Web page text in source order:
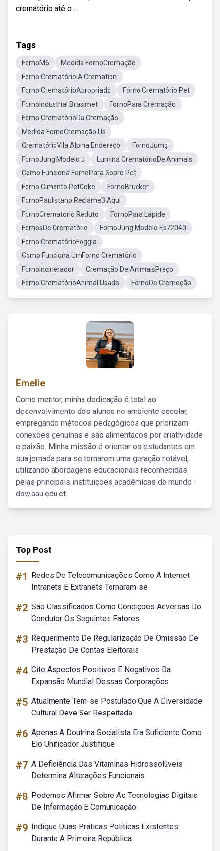
crematório até o ...
Tags
FornoM6
Medida FornoCremação
Forno CrematórioIA Cremation
Forno CrematórioApropriado
Forno Crematório Pet
FornoIndustrial Brasimet
FornoPara Cremação
Forno CrematórioDa Cremação
Medida FornoCremação Us
CrematórioVila Alpina Endereço
FornoJumg
FornoJung Modelo J
Lumina CrematórioDe Animais
Como Funciona FornoPara Sopro Pet
Forno Cimento PetCoke
FornoBrucker
FornoPaulistano Reclame3 Aqui
FornoCrematorio Reduto
FornoPara Lápide
FornosDe Crematório
FornoJung Modelo Es72040
Forno CrematórioFoggia
Como Funciona UmForno Crematório
FornoIncinerador
Cremação De AnimaisPreço
Forno CrematórioAnimal Usado
FornoDe Cremeção
Emelie
Como mentor, minha dedicação é total ao
desenvolvimento dos alunos no ambiente escolar,
empregando métodos pedagógicos que priorizam
conexões genuínas e são alimentados por criatividade
e paixão. Minha missão é orientar os estudantes em
sua jornada para se tornarem uma geração notável,
utilizando abordagens educacionais reconhecidas
pelas principais instituições acadêmicas do mundo -
dsw.aau.edu.et.
Top Post
#1
Redes De Telecomunicações Como A Internet
Intranets E Extranets Tornaram-se
#2 São Classificados Como Condições Adversas Do
Condutor Os Seguintes Fatores
#3 Requerimento De Regularização De Omissão De
Prestação De Contas Eleitorais
#4 Cite Aspectos Positivos E Negativos Da
Expansão Mundial Dessas Corporações
#5 Atualmente Tem-se Postulado Que A Diversidade
Cultural Deve Ser Respeitada
#6 Apenas A Doutrina Socialista Era Suficiente Como
Elo Unificador Justifique
#7 A Deficiência Das Vitaminas Hidrossolúveis
Determina Alterações Funcionais
#8 Podemos Afirmar Sobre As Tecnologias Digitais
De Informação E Comunicação
#9 Indique Duas Práticas Políticas Existentes
Durante A Primeira República